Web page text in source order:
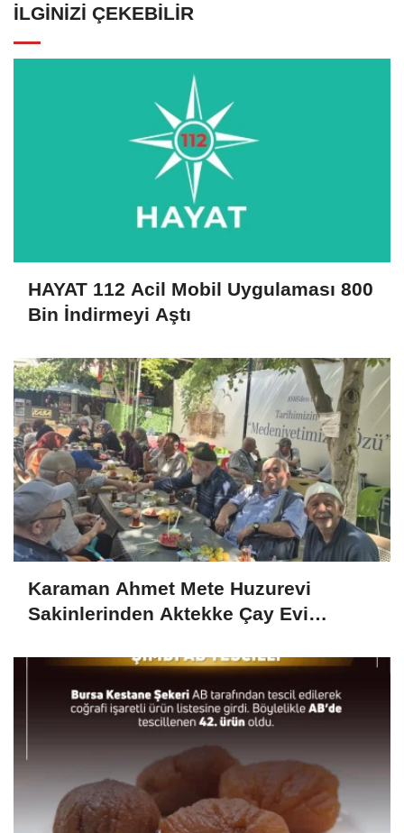
İLGINIZI ÇEKEBILIR
HAYAT 112 Acil Mobil Uygulaması 800
Bin İndirmeyi Aştı
Karaman Ahmet Mete Huzurevi
Sakinlerinden Aktekke Çay Evi